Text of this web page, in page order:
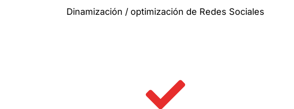
Dinamización / optimización de Redes Sociales